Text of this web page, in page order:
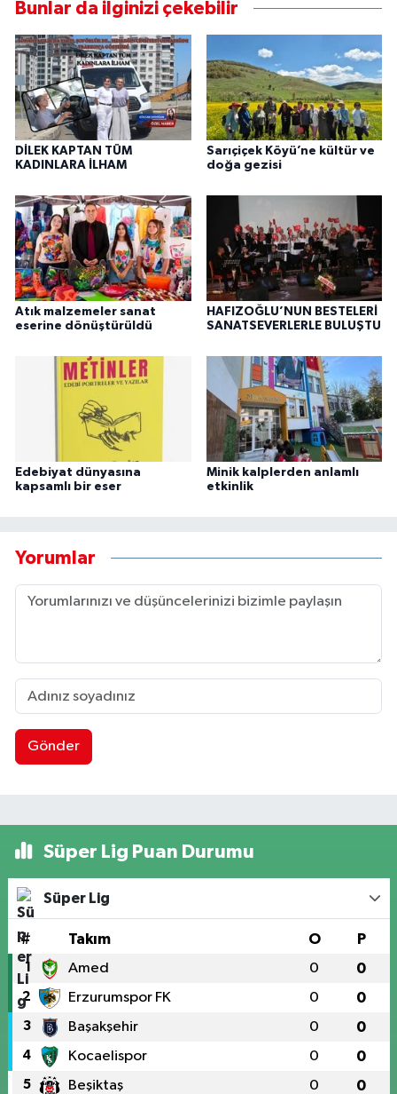
Bunlar da ilginizi çekebilir
DİLEK KAPTAN TÜM
KADINLARA İLHAM
Sarıçiçek Köyü’ne kültür ve
doğa gezisi
Atık malzemeler sanat
eserine dönüştürüldü
HAFIZOĞLU’NUN BESTELERİ
SANATSEVERLERLE BULUŞTU
Edebiyat dünyasına
kapsamlı bir eser
Minik kalplerden anlamlı
etkinlik
Yorumlar
Gönder
Süper Lig Puan Durumu
Süper Lig
# Takım O P
1 Amed 0 0
2 Erzurumspor FK 0 0
3 Başakşehir 0 0
4 Kocaelispor 0 0
5 Beşiktaş 0 0